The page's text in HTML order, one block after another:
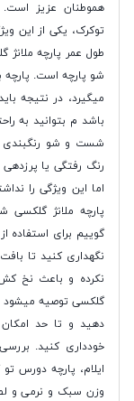
توکرک، یکی از این
طول عمر پارچه
شو پارچه است.
میگیرد، در نتیجه
باشد م بتوانید به
شست و شو رنگبندی
رنگ رفتگی یا
اما این ویژگی را
پارچه ملانژ گلکسی
گوییم برای
نگهداری کنید تا
نکرده و باعث نخ
گلکسی توصیه میشود
دهید و تا حد
خودداری کنید.
ایلام، پارچه دورس
وزن سبک و نرمی و